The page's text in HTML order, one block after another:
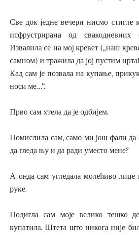
Све док једне вечери нисмо стигле
исфрустрирана од
Извалила се на мој кревет („наш
самном) и тражила да јој пустим
Кад сам је позвала на купање,
носи ме…“.
Прво сам хтела да је одбијем.
Помислила сам, само ми још фали да
да гледа њу и да ради уместо мене?
А онда сам угледала молећиво лице
руке.
Подигла сам моје велико тешко
купатила. Штета што никога није